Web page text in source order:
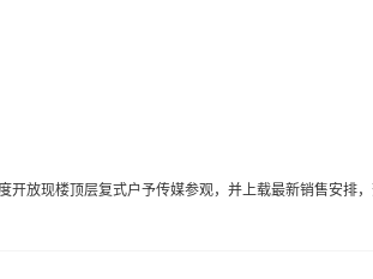
放现楼顶层复式户予传媒参观，并上载最新销售安排，